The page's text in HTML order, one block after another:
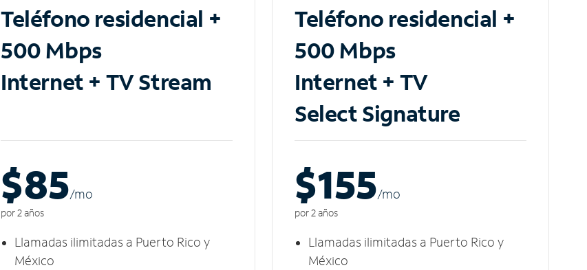
Teléfono residencial +
500 Mbps
Internet + TV Stream
$85/mo
por 2 años
Llamadas ilimitadas a Puerto Rico y
México
Teléfono residencial +
500 Mbps
Internet + TV
Select Signature
$155/mo
por 2 años
Llamadas ilimitadas a Puerto Rico y
México